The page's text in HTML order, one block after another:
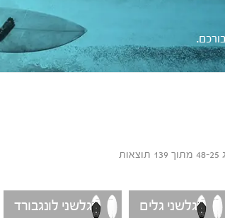
גלשני גלים גלשני לונגבורד